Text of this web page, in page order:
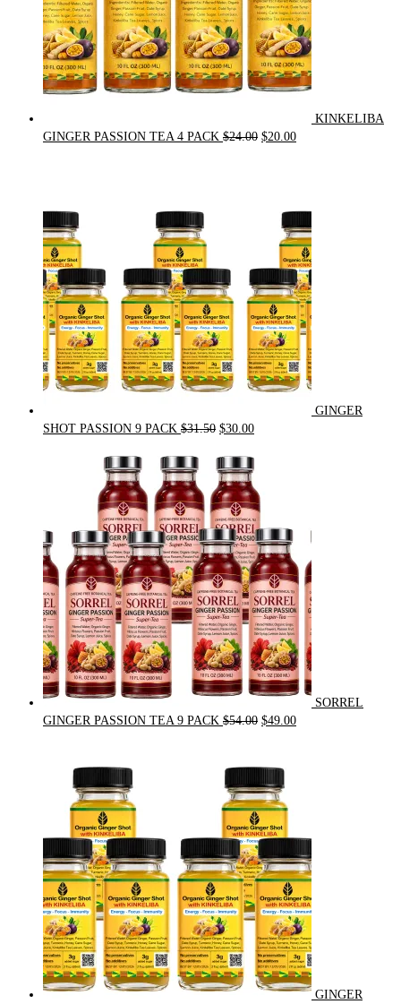
KINKELIBA
GINGER PASSION TEA 4 PACK $24.00 Original
$20.00Current
GINGER
SHOT PASSION 9 PACK $31.50 Original
$31.50.
$30.00Current
SORREL
GINGER PASSION TEA 9 PACK $54.00 Original
$54.00.
$49.00Current
GINGER